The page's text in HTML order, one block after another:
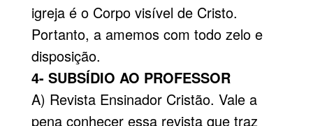
igreja é o Corpo visível de Cristo.
Portanto, a amemos com todo zelo e
disposição.
4- SUBSÍDIO AO PROFESSOR
A) Revista Ensinador Cristão. Vale a
pena conhecer essa revista que traz